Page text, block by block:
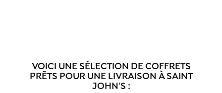
VOICI UNE SÉLECTION DE COFFRETS
PRÊTS POUR UNE LIVRAISON À SAINT
JOHN'S :